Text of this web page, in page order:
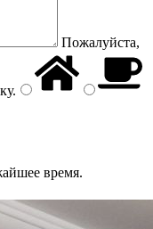
Пожалуйста,
.
время.